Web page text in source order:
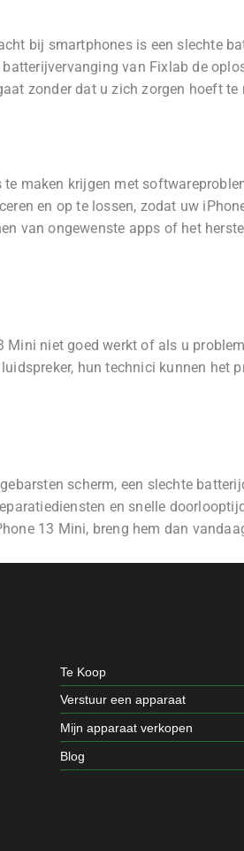
bij smartphones is een slechte
van Fixlab de
zonder dat u zich zorgen hoeft te
te maken krijgen met
en op te lossen, zodat uw
van ongewenste apps of het
Mini niet goed werkt of als u
hun technici kunnen het
scherm, een slechte
en snelle
13 Mini, breng hem dan
Te Koop
Verstuur een apparaat
Mijn apparaat verkopen
Blog